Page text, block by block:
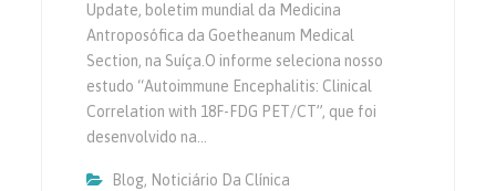
Update, boletim mundial da Medicina
Antroposófica da Goetheanum Medical
Section, na Suíça.O informe seleciona nosso
estudo “Autoimmune Encephalitis: Clinical
Correlation with 18F-FDG PET/CT”, que foi
desenvolvido na…
Blog, Noticiário Da Clínica